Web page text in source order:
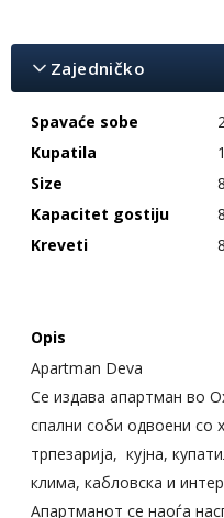
Zajedničko
Spavaće sobe
Kupatila
1
Size
Kapacitet gostiju
8
Kreveti
8
Opis
Apartman Deva
Се издава апартман во
спални соби одвоени со
трпезарија, кујна,
клима, кабловска и
Апартманот се наоѓа